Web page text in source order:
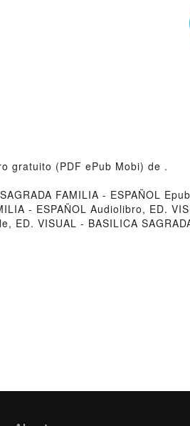
gratuito (PDF ePub Mobi) de .
FAMILIA - ESPAÑOL
- ESPAÑOL Audiolibro, ED.
ED. VISUAL - BASILICA